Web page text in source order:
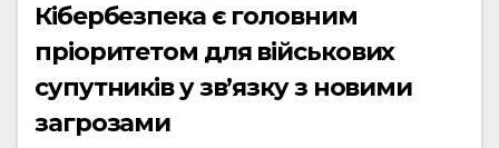
Кібербезпека є головним
пріоритетом для військових
супутників у зв’язку з новими
загрозами